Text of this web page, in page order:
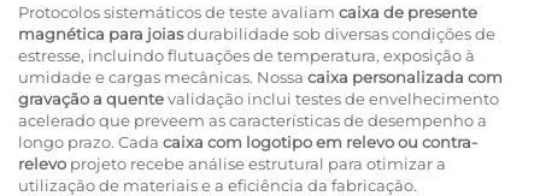
Protocolos sistemáticos de teste avaliam caixa de presente
magnética para joiasdurabilidade sob diversas condições de
estresse, incluindo flutuações de temperatura, exposição à
umidade e cargas mecânicas. Nossa caixa personalizada com
gravação a quentevalidação inclui testes de envelhecimento
acelerado que preveem as características de desempenho a
longo prazo. Cada caixa com logotipo em relevo ou contra-
relevo projeto recebe análise estrutural para otimizar a
utilização de materiais e a eficiência da fabricação.